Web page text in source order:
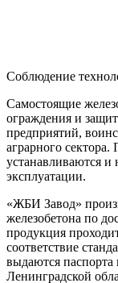
Соблюдение
Самостоящие
ограждения и
предприятий,
аграрного
устанавливаются и
эксплуатации.
«ЖБИ Завод»
железобетона по
продукция
соответствие
выдаются
Ленинградской